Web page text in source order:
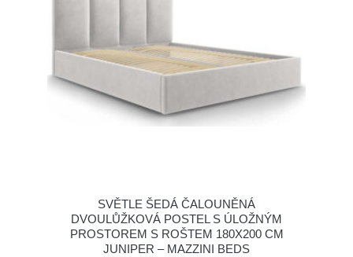
SVĚTLE ŠEDÁ ČALOUNĚNÁ
DVOULŮŽKOVÁ POSTEL S ÚLOŽNÝM
PROSTOREM S ROŠTEM 180X200 CM
JUNIPER – MAZZINI BEDS